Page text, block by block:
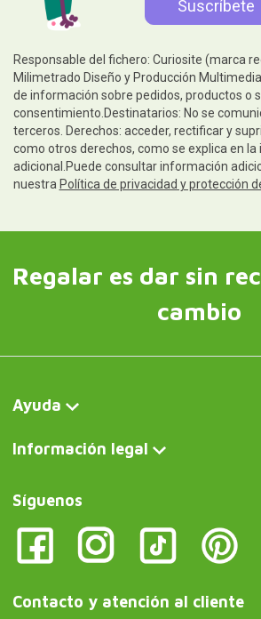
Responsable del fichero: Curiosite (marca
Milimetrado Diseño y Producción
de información sobre pedidos, productos o
consentimiento.Destinatarios: No se
terceros. Derechos: acceder, rectificar y
como otros derechos, como se explica en
adicional.Puede consultar información
nuestra Política de privacidad y protección
Regalar es dar sin
cambio
Ayuda
Información legal
Síguenos
Contacto y atención al cliente